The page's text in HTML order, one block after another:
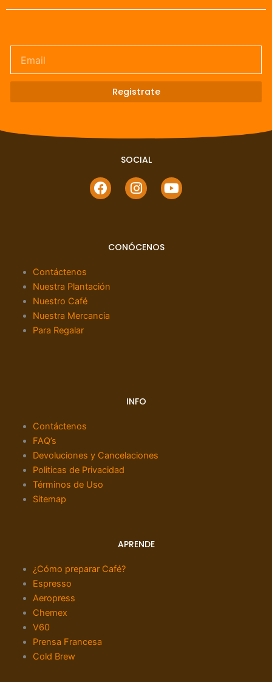
Registrate
SOCIAL
F
a
I
n
g
Y
o
CONÓCENOS
Contáctenos
Nuestra Plantación
Nuestro Café
Nuestra Mercancia
Para Regalar
INFO
Contáctenos
FAQ’s
Devoluciones y Cancelaciones
Politicas de Privacidad
Términos de Uso
Sitemap
APRENDE
¿Cómo preparar Café?
Espresso
Aeropress
Chemex
V60
Prensa Francesa
Cold Brew